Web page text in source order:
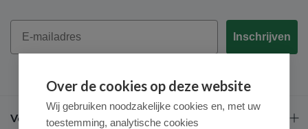
Email
Inschrijven
Veel gestelde vragen
Over de cookies op deze website
Wij gebruiken noodzakelijke cookies en, met uw
toestemming, analytische cookies